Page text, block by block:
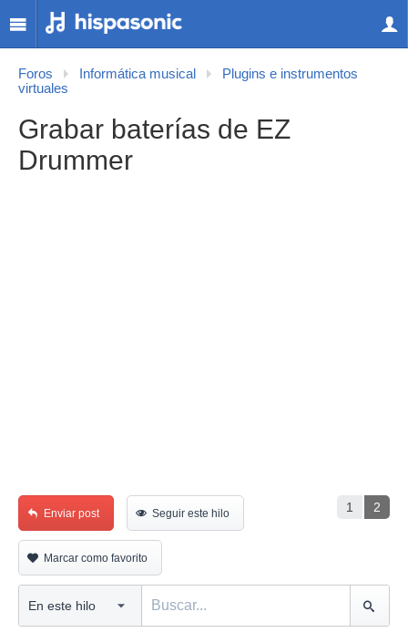
Foros Informática musical
Plugins e instrumentos
virtuales
Grabar baterías de EZ
Drummer
1 2
Enviar post Seguir este hilo
Marcar como favorito